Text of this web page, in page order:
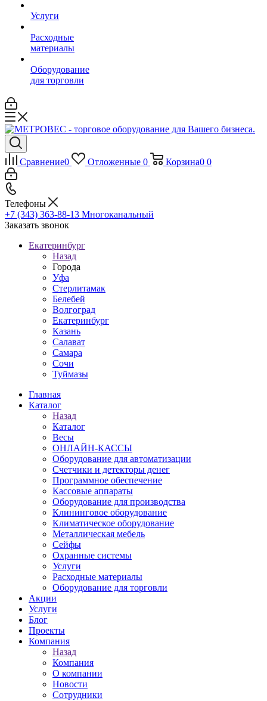
Услуги
Расходные
материалы
Оборудование
для торговли
Сравнение0 Отложенные 0 Корзина0 0
Телефоны
+7 (343) 363-88-13 Многоканальный
Заказать звонок
Екатеринбург
Назад
Города
Уфа
Стерлитамак
Белебей
Волгоград
Екатеринбург
Казань
Салават
Самара
Сочи
Туймазы
Главная
Каталог
Назад
Каталог
Весы
ОНЛАЙН-КАССЫ
Оборудование для автоматизации
Счетчики и детекторы денег
Программное обеспечение
Кассовые аппараты
Оборудование для производства
Клининговое оборудование
Климатическое оборудование
Металлическая мебель
Сейфы
Охранные системы
Услуги
Расходные материалы
Оборудование для торговли
Акции
Услуги
Блог
Проекты
Компания
Назад
Компания
О компании
Новости
Сотрудники